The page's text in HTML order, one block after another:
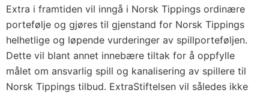
Extra i framtiden vil inngå i Norsk Tippings ordinære
portefølje og gjøres til gjenstand for Norsk Tippings
helhetlige og løpende vurderinger av spillporteføljen.
Dette vil blant annet innebære tiltak for å oppfylle
målet om ansvarlig spill og kanalisering av spillere til
Norsk Tippings tilbud. ExtraStiftelsen vil således ikke